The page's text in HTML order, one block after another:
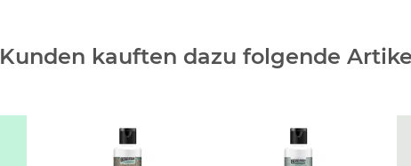
Kunden kauften dazu folgende